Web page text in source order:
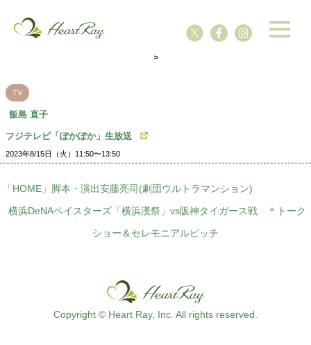
s
TV
飯島 直子
フジテレビ「ぽかぽか」生放送
2023年8/15日（火）11:50〜13:50
「HOME」脚本・演出安藤亮司(劇団ウルトラマンション)
横浜DeNAベイスターズ「横浜漢祭」vs阪神タイガース戦 ＊トーク
ショー＆セレモニアルピッチ
Copyright © Heart Ray, Inc. All rights reserved.